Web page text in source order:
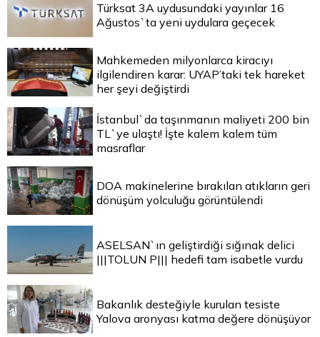
Türksat 3A uydusundaki yayınlar 16
Ağustos`ta yeni uydulara geçecek
Mahkemeden milyonlarca kiracıyı
ilgilendiren karar: UYAP’taki tek hareket
her şeyi değiştirdi
İstanbul`da taşınmanın maliyeti 200 bin
TL`ye ulaştı! İşte kalem kalem tüm
masraflar
DOA makinelerine bırakılan atıkların geri
dönüşüm yolculuğu görüntülendi
ASELSAN`ın geliştirdiği sığınak delici
|||TOLUN P||| hedefi tam isabetle vurdu
Bakanlık desteğiyle kurulan tesiste
Yalova aronyası katma değere dönüşüyor